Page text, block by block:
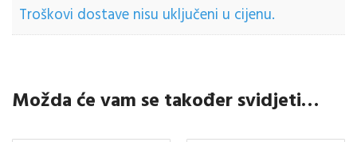
Troškovi dostave nisu uključeni u cijenu.
Možda će vam se također svidjeti…